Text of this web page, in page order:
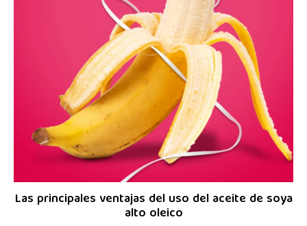
Las principales ventajas del uso del aceite de soya
alto oleico